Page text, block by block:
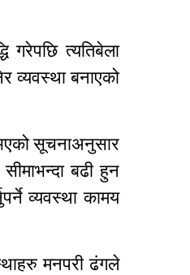
गरेपछि त्यतिबेला
व्यवस्था बनाएको
सूचनाअनुसार
बढी हुन
व्यवस्था कामय
मनपरी ढंगले